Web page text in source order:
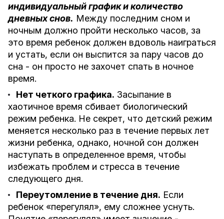
индивидуальный график и количество
дневных снов. Между последним сном и
ночным должно пройти несколько часов, за
это время ребенок должен вдоволь наиграться
и устать, если он выспится за пару часов до
сна - он просто не захочет спать в ночное
время.
Нет четкого графика. Засыпание в
хаотичное время сбивает биологический
режим ребенка. Не секрет, что детский режим
меняется несколько раз в течение первых лет
жизни ребенка, однако, ночной сон должен
наступать в определенное время, чтобы
избежать проблем и стресса в течение
следующего дня.
Переутомление в течение дня. Если
ребенок «перегулял», ему сложнее уснуть.